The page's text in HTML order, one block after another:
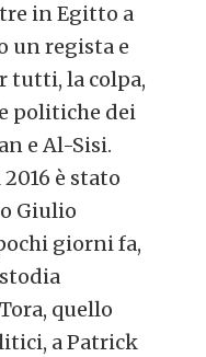
in Egitto a
un regista e
tutti, la colpa,
politiche dei
e Al-Sisi.
è stato
Giulio
giorni fa,
quello
a Patrick